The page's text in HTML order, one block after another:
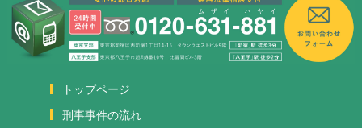
トップページ
刑事事件の流れ